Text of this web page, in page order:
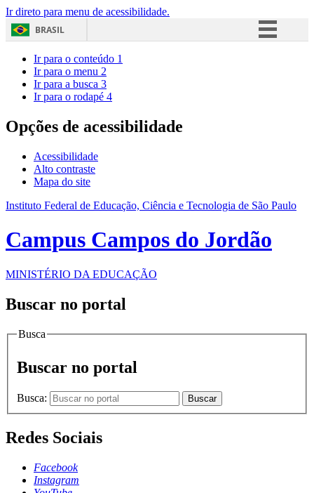
Ir direto para menu de acessibilidade.
BRASIL
Acesso à informação
Ir para o conteúdo 1
Ir para o menu 2
Ir para a busca 3
Ir para o rodapé 4
Opções de acessibilidade
Acessibilidade
Alto contraste
Mapa do site
Instituto Federal de Educação, Ciência e Tecnologia de São Paulo
Campus Campos do Jordão
MINISTÉRIO DA EDUCAÇÃO
Buscar no portal
Busca
Buscar no portal
Busca: Buscar
Redes Sociais
Facebook
Instagram